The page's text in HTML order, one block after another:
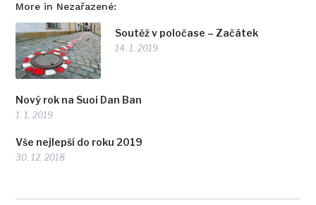
More in Nezařazené:
Soutěž v poločase – Začátek
14. 1. 2019
Nový rok na Suoi Dan Ban
1. 1. 2019
Vše nejlepší do roku 2019
30. 12. 2018